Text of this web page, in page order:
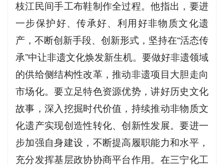
枝江民间手工布鞋制作全过程。他指出，要进
一步保护好、传承好、利用好非物质文化遗
产，不断创新手段、创新形式，坚持在“活态传
承”中让非遗文化焕发新生机。要做好非遗领域
的供给侧结构性改革，推动非遗项目大胆走向
市场化。要立足特色资源优势，讲好历史文化
故事，深入挖掘时代价值，持续推动非物质文
化遗产实现创造性转化、创新性发展。要进一
步加强自身建设，不断提高履职能力和水平，
充分发挥基层政协协商平台作用。在三宁化工